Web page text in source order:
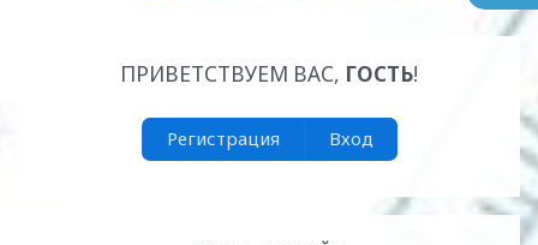
ПРИВЕТСТВУЕМ ВАС, ГОСТЬ!
Регистрация Вход